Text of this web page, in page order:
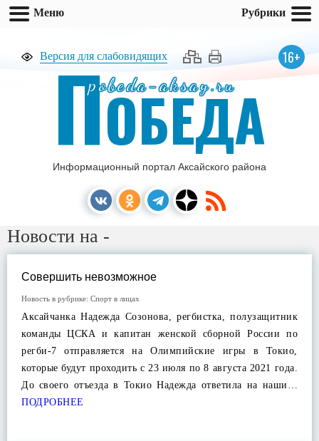
Версия для слабовидящих 16+
pobeda-aksay.ru
ПОБЕДА
Информационный портал Аксайского района
Новости на -
Совершить невозможное
Новость в рубрике: Спорт в лицах
Аксайчанка Надежда Созонова, регбистка, полузащитник
команды ЦСКА и капитан женской сборной России по
регби-7 отправляется на Олимпийские игры в Токио,
которые будут проходить с 23 июля по 8 августа 2021 года.
До своего отъезда в Токио Надежда ответила на наши…
ПОДРОБНЕЕ
Меню Рубрики